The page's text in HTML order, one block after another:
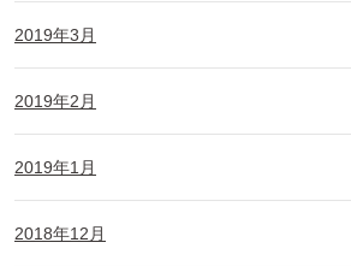
2019年3月
2019年2月
2019年1月
2018年12月